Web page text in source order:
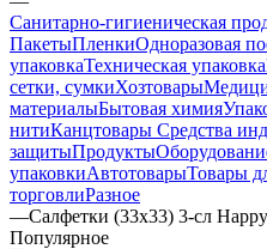
Санитарно-гигиеническая
ПакетыПленкиОдноразовая
упаковкаТехническая упаковка
сетки, сумкиХозтовары
материалыБытовая химия
нитиКанцтовары Средства
защитыПродукты
упаковкиАвтотоварыТовары
торговлиРазное
—Салфетки (33х33) 3-сл
Популярное